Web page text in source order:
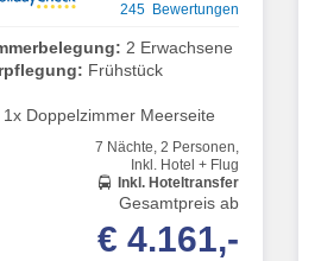
245 Bewertungen
2 Erwachsene
Frühstück
1x Doppelzimmer Meerseite
7 Nächte, 2 Personen,
Inkl. Hotel + Flug
Inkl. Hoteltransfer
Gesamtpreis ab
€ 4.161,-